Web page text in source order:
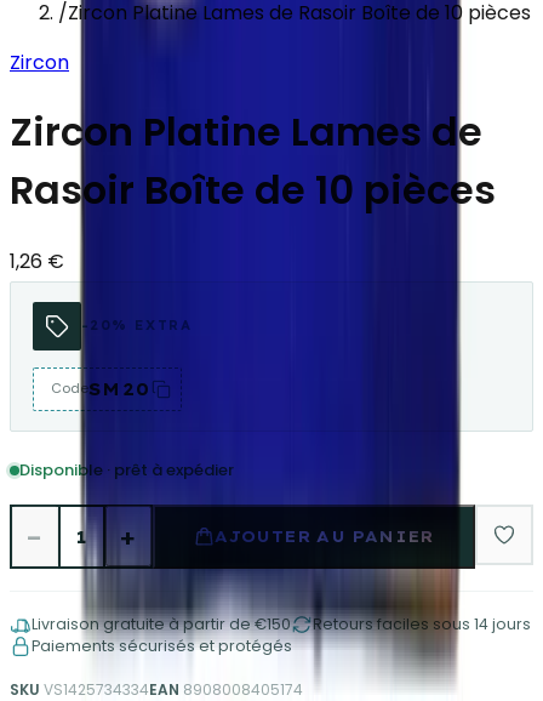
/Zircon Platine Lames de Rasoir Boîte de 10 pièces
Zircon
Zircon Platine Lames de
Rasoir Boîte de 10 pièces
1,26 €
-20% EXTRA
CodeSM20
Disponible · prêt à expédier
− 1 + AJOUTER AU PANIER
Livraison gratuite à partir de €150
Retours faciles sous 14 jours
Paiements sécurisés et protégés
SKU VS1425734334EAN 8908008405174